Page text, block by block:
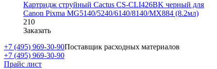
Картридж струйный Cactus CS-CLI426BK черный для
Canon Pixma MG5140/5240/6140/8140/MX884 (8.2мл)
210
Заказать
+7 (495) 969-30-90Поставщик расходных материалов
+7 (495) 969-30-90
Прайс лист